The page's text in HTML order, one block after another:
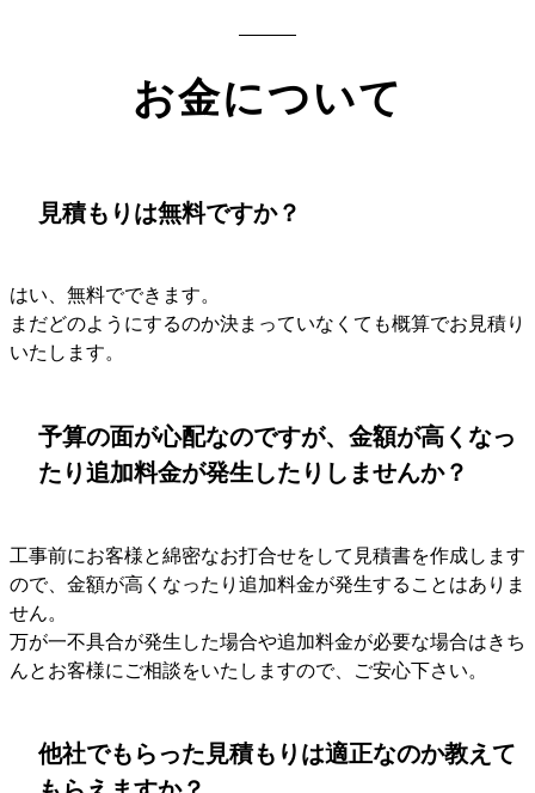
お金について
見積もりは無料ですか？
はい、無料でできます。
まだどのようにするのか決まっていなくても概算でお見積り
いたします。
予算の面が心配なのですが、金額が高くなっ
たり追加料金が発生したりしませんか？
工事前にお客様と綿密なお打合せをして見積書を作成します
ので、金額が高くなったり追加料金が発生することはありま
せん。
万が一不具合が発生した場合や追加料金が必要な場合はきち
んとお客様にご相談をいたしますので、ご安心下さい。
他社でもらった見積もりは適正なのか教えて